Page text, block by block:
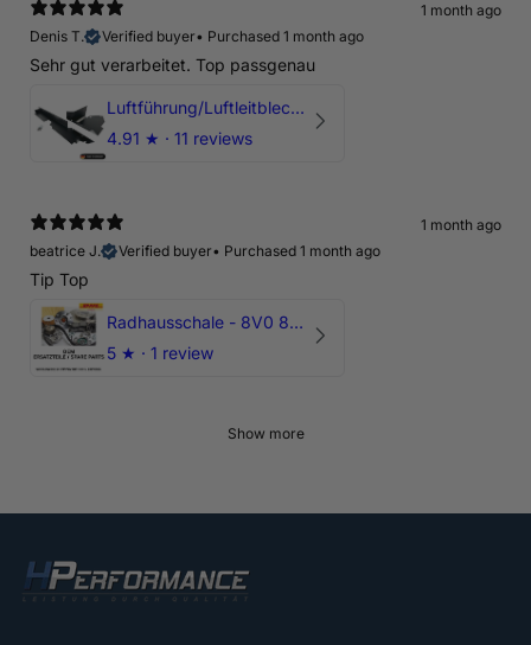
1 month ago
Denis T.
Verified buyer• Purchased 1 month ago
Sehr gut verarbeitet. Top passgenau
Luftführung/Luftleitblech 5" 125mm offene Ansaugung HPerformance
4.91 ★ · 11 reviews
1 month ago
beatrice J.
Verified buyer• Purchased 1 month ago
Tip Top
Radhausschale - 8V0 821 191 C - Original Ersatzteil für Audi RS3 Sportback
5 ★ · 1 review
Show more